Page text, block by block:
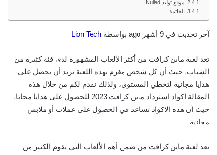
موقع توليد Nulled
الخاتمة
آخر تحديث في 9 أشهر ago بواسطة Lion Tech
تعد لعبة ماين كرافت من أكثر الألعاب المشهورة لدى فئة كثيرة من
الشباب، حيث أن كل شخص مغرم بهذه اللعبة يريد أن يحصل على
هدايا مجانية لتخطي المستوى، ولذلك نقدم لكم من خلال هذه
المقالة اكواد استرداد ماين كرافت 2023 للحصول على هدايا مجانا،
حيث أن هذه الاكواد تساعد في الحصول على عملات أو ملابس
مجانية.
تعد لعبة ماين كرافت من ضمن أهم الألعاب التي يقوم الكثير من